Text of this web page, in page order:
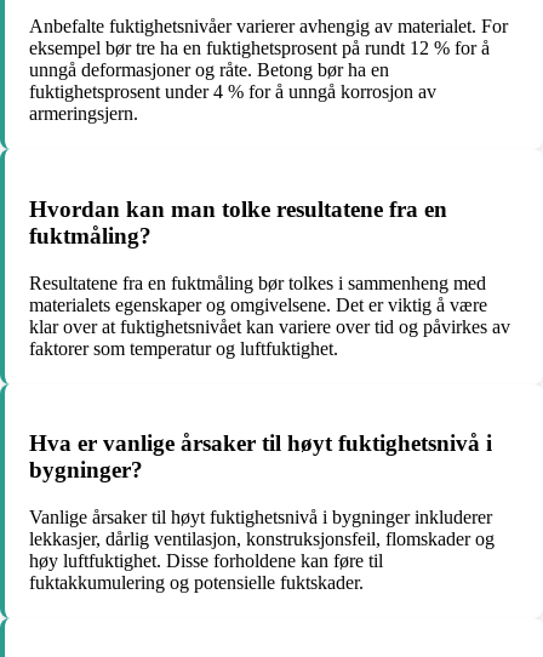
Anbefalte fuktighetsnivåer varierer avhengig av materialet. For
eksempel bør tre ha en fuktighetsprosent på rundt 12 % for å
unngå deformasjoner og råte. Betong bør ha en
fuktighetsprosent under 4 % for å unngå korrosjon av
armeringsjern.
Hvordan kan man tolke resultatene fra en
fuktmåling?
Resultatene fra en fuktmåling bør tolkes i sammenheng med
materialets egenskaper og omgivelsene. Det er viktig å være
klar over at fuktighetsnivået kan variere over tid og påvirkes av
faktorer som temperatur og luftfuktighet.
Hva er vanlige årsaker til høyt fuktighetsnivå i
bygninger?
Vanlige årsaker til høyt fuktighetsnivå i bygninger inkluderer
lekkasjer, dårlig ventilasjon, konstruksjonsfeil, flomskader og
høy luftfuktighet. Disse forholdene kan føre til
fuktakkumulering og potensielle fuktskader.